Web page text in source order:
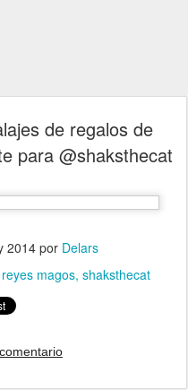
de regalos de
para @shaksthecat
2014por Delars
reyes magos shaksthecat